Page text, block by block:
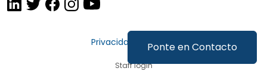
Ponte en Contacto
Privacidad y Cookies
Staff login